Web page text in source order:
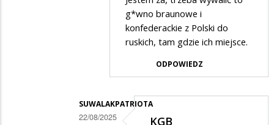
Brawo
Konfederacja
g*wno braunowe i
konfederackie z Polski do
ruskich, tam gdzie ich miejsce.
ODPOWIEDZ
SUWALAKPATRIOTA
22/08/2025 KGB